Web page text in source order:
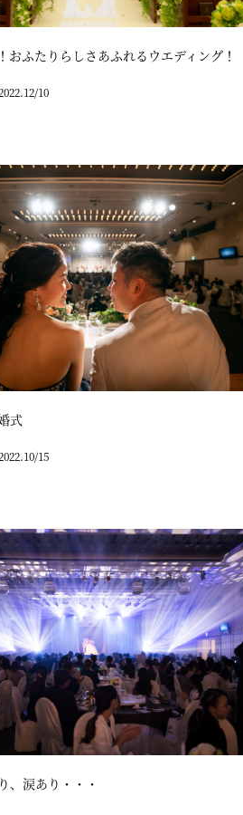
おふたりらしさあふれるウエディング！
10
式
15
、涙あり・・・